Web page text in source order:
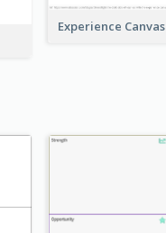
Experience Canvas